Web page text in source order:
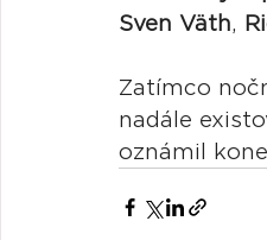
Sven Väth,
Zatímco
nadále
oznámil